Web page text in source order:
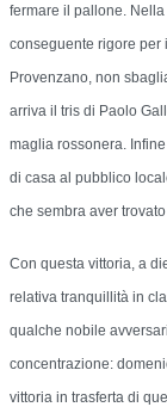
fermare il pallone. Nella
conseguente rigore per
Provenzano, non
arriva il tris di Paolo
maglia rossonera.
di casa al pubblico
che sembra aver
Con questa vittoria, a
relativa tranquillità in
qualche nobile
concentrazione:
vittoria in trasferta di